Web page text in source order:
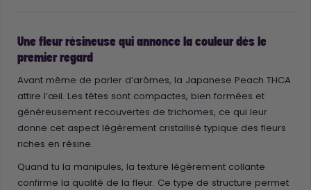
Une fleur résineuse qui annonce la couleur dès le
premier regard
Avant même de parler d’arômes, la Japanese Peach THCA
attire l’œil. Les têtes sont compactes, bien formées et
généreusement recouvertes de trichomes, ce qui leur
donne cet aspect légèrement cristallisé typique des fleurs
riches en résine.
Quand tu la manipules, la texture légèrement collante
confirme la qualité de la fleur. Ce type de structure permet